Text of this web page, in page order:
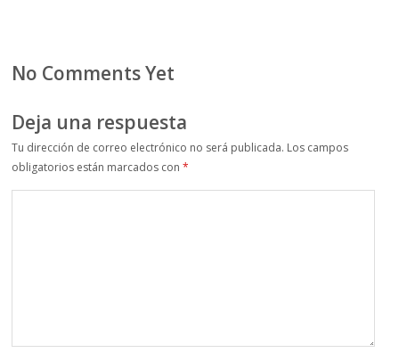
No Comments Yet
Deja una respuesta
Tu dirección de correo electrónico no será publicada. Los campos
obligatorios están marcados con*